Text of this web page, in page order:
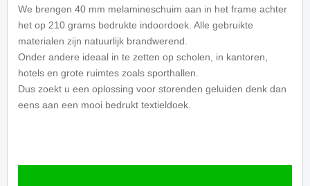
We brengen 40 mm melamineschuim aan in het frame achter
het op 210 grams bedrukte indoordoek. Alle gebruikte
materialen zijn natuurlijk brandwerend.
Onder andere ideaal in te zetten op scholen, in kantoren,
hotels en grote ruimtes zoals sporthallen.
Dus zoekt u een oplossing voor storenden geluiden denk dan
eens aan een mooi bedrukt textieldoek.